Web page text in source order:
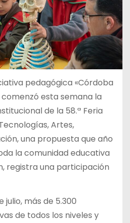
pedagógica «Córdoba
esta semana la
de la 58.ª Feria
Artes,
una propuesta que año
la comunidad educativa
registra una participación
julio, más de 5.300
de todos los niveles y